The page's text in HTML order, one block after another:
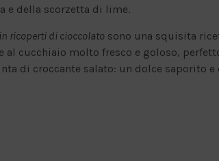
e della scorzetta di lime.
ricoperti di cioccolato sono una squisita
al cucchiaio molto fresco e goloso,
di croccante salato: un dolce saporito